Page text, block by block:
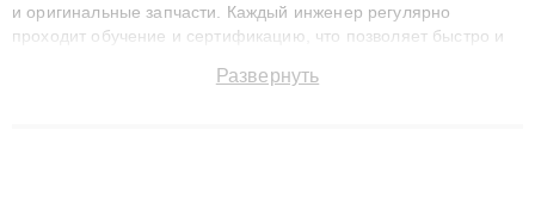
и оригинальные запчасти. Каждый инженер регулярно
проходит обучение и сертификацию, что позволяет быстро и
сохранением гарантии до 3 лет. Наши мастера решают
Развернуть